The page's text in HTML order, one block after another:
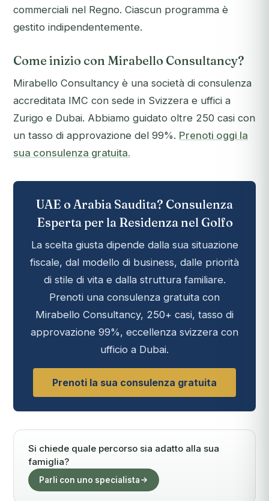
commerciali nel Regno. Ciascun programma è
gestito indipendentemente.
Come inizio con Mirabello Consultancy?
Mirabello Consultancy è una società di consulenza
accreditata IMC con sede in Svizzera e uffici a
Zurigo e Dubai. Abbiamo guidato oltre 250 casi con
un tasso di approvazione del 99%. Prenoti oggi la
sua consulenza gratuita.
UAE o Arabia Saudita? Consulenza
Esperta per la Residenza nel Golfo
La scelta giusta dipende dalla sua situazione
fiscale, dal modello di business, dalle priorità
di stile di vita e dalla struttura familiare.
Prenoti una consulenza gratuita con
Mirabello Consultancy, 250+ casi, tasso di
approvazione 99%, eccellenza svizzera con
ufficio a Dubai.
Prenoti la sua consulenza gratuita
Si chiede quale percorso sia adatto alla sua
famiglia?
Parli con uno specialista